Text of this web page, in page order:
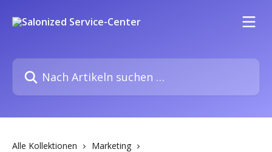
Nach Artikeln suchen …
Alle Kollektionen
Marketing